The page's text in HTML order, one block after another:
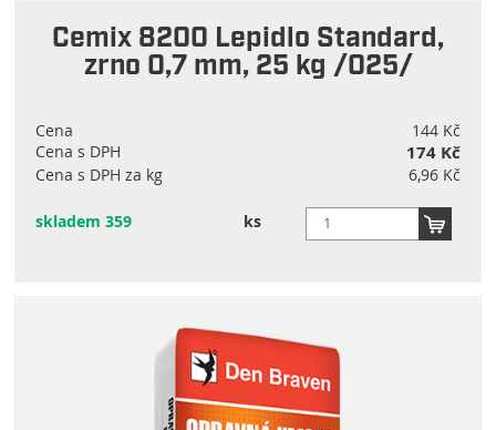
Cemix 8200 Lepidlo Standard,
zrno 0,7 mm, 25 kg /025/
Cena
144 Kč
Cena s DPH
174 Kč
Cena s DPH za kg 6,96 Kč
skladem 359 ks